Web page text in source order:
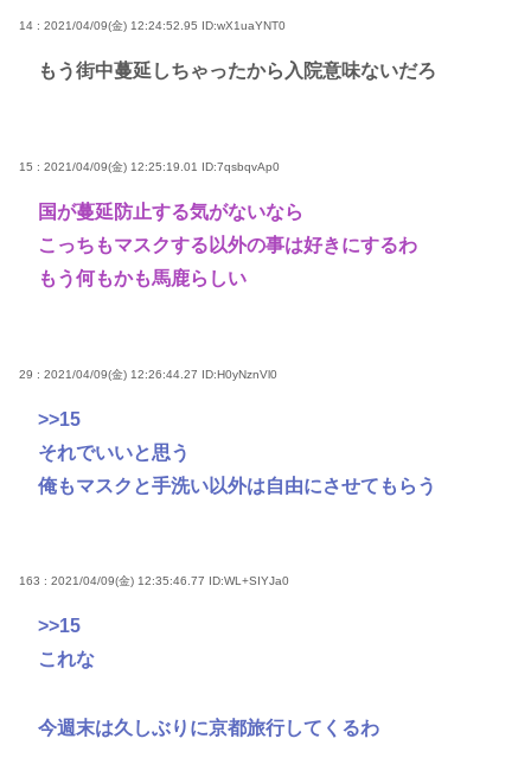
14 : 2021/04/09(金) 12:24:52.95 ID:wX1uaYNT0
もう街中蔓延しちゃったから入院意味ないだろ
15 : 2021/04/09(金) 12:25:19.01 ID:7qsbqvAp0
国が蔓延防止する気がないなら
こっちもマスクする以外の事は好きにするわ
もう何もかも馬鹿らしい
29 : 2021/04/09(金) 12:26:44.27 ID:H0yNznVl0
>>15
それでいいと思う
俺もマスクと手洗い以外は自由にさせてもらう
163 : 2021/04/09(金) 12:35:46.77 ID:WL+SIYJa0
>>15
これな
今週末は久しぶりに京都旅行してくるわ